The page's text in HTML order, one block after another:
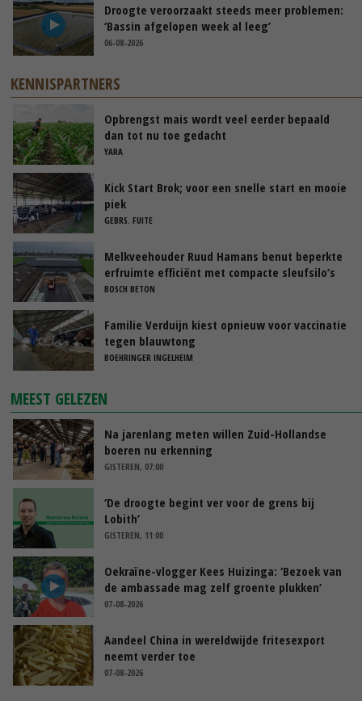
Droogte veroorzaakt steeds meer problemen:
‘Bassin afgelopen week al leeg’
06-08-2026
KENNISPARTNERS
Opbrengst mais wordt veel eerder bepaald
dan tot nu toe gedacht
YARA
Kick Start Brok; voor een snelle start en mooie
piek
GEBRS. FUITE
Melkveehouder Ruud Hamans benut beperkte
erfruimte efficiënt met compacte sleufsilo’s
BOSCH BETON
Familie Verduijn kiest opnieuw voor vaccinatie
tegen blauwtong
BOEHRINGER INGELHEIM
MEEST GELEZEN
Na jarenlang meten willen Zuid-Hollandse
boeren nu erkenning
GISTEREN, 07:00
‘De droogte begint ver voor de grens bij
Lobith’
GISTEREN, 11:00
Oekraïne-vlogger Kees Huizinga: ‘Bezoek van
de ambassade mag zelf groente plukken’
07-08-2026
Aandeel China in wereldwijde fritesexport
neemt verder toe
07-08-2026